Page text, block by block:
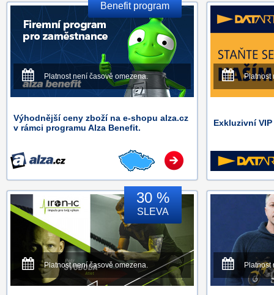
Benefit program
Platnost není časově omezena.
Výhodnější ceny zboží na e-shopu alza.cz
v rámci programu Alza Benefit.
Platnost
Exkluzivní VIP
30 %
SLEVA
Platnost není časově omezena. Platnost